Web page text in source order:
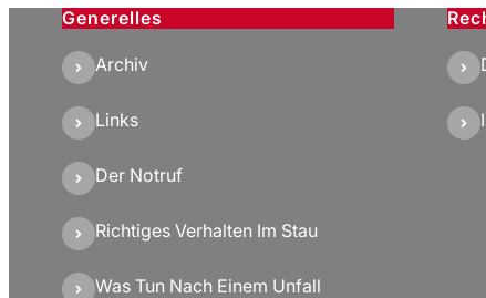
Generelles
Archiv
Links
Der Notruf
Richtiges Verhalten Im Stau
Was Tun Nach Einem Unfall